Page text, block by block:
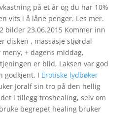
på et år og du har 10%
vits i å låne penger. Les mer.
bilder 23.06.2015 Kommer inn
disken , massasje stjørdal
+ dagens middag,
er blid, Laksen var god
godkjent. I Erotiske lydbøker
Joralf sin tro på den hellig
i tillegg troshealing, selv om
begrepet healing bruker